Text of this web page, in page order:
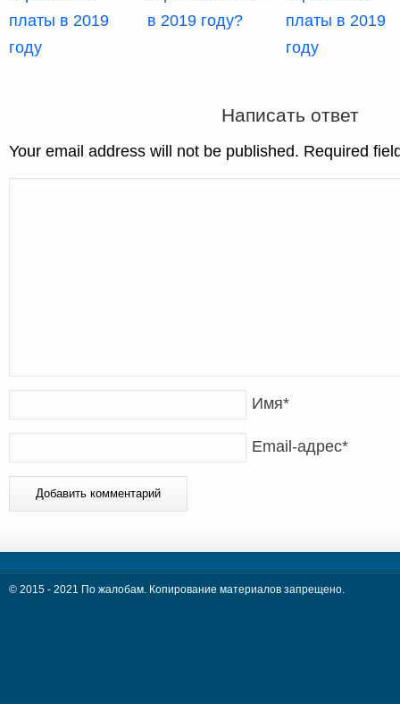
платы в 2019
году
в 2019 году?
платы в 2019
году
Написать ответ
Your email address will not be published. Required
Имя*
Email-адрес*
© 2015 - 2021 По жалобам. Копирование материалов запрещено.